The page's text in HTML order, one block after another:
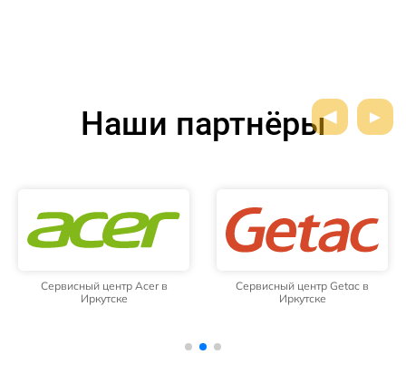
Наши партнёры
Сервисный центр Acer в
Иркутске
Сервисный центр Getac в
Иркутске